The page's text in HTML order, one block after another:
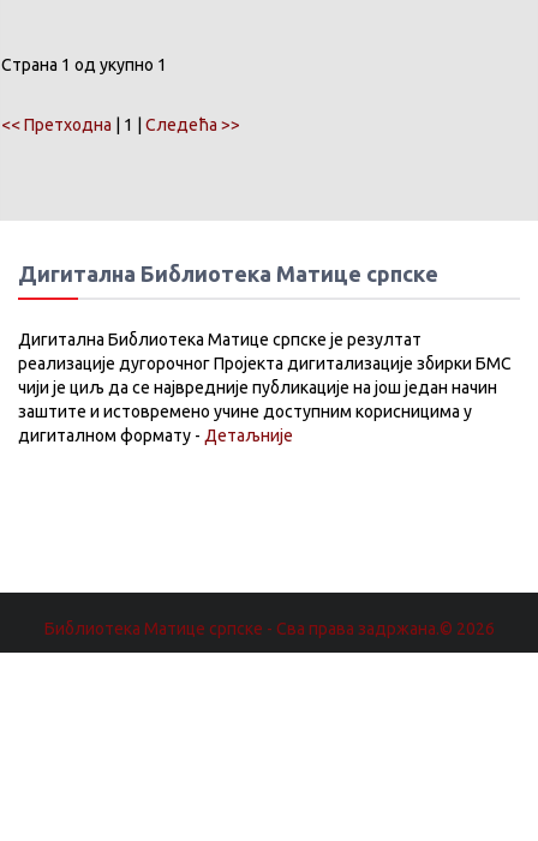
Страна 1 од укупно 1
<< Претходна | 1 | Следећа >>
Дигитална Библиотека Матице српске
Дигитална Библиотека Матице српске је резултат
реализације дугорочног Пројекта дигитализације збирки БМС
чији је циљ да се највредније публикације на још један начин
заштите и истовремено учине доступним корисницима у
дигиталном формату - Детаљније
Библиотека Матице српске - Сва права задржана.© 2026